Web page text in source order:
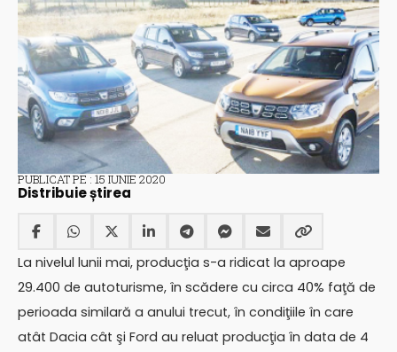
PUBLICAT PE : 15 IUNIE 2020
Distribuie știrea
La nivelul lunii mai, producţia s-a ridicat la aproape
29.400 de autoturisme, în scădere cu circa 40% faţă de
perioada similară a anului trecut, în condiţiile în care
atât Dacia cât şi Ford au reluat producţia în data de 4